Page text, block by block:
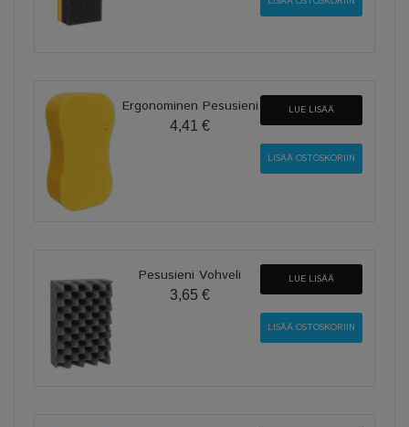
Ergonominen Pesusieni
4,41 €
LUE LISÄÄ
Pesusieni Vohveli
3,65 €
LUE LISÄÄ